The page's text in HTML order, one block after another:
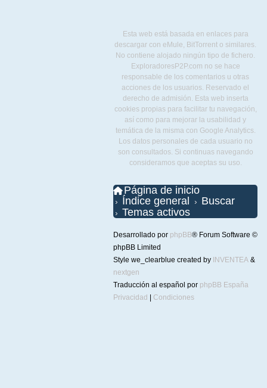
Esta web está basada en enlaces para
descargar con eMule, BitTorrent o similares.
No contiene alojado ningún tipo de fichero.
ExploradoresP2P.com no se hace
responsable de los comentarios u otras
acciones de los usuarios. Reservado el
derecho de admisión. Esta web inserta
cookies propias para facilitar tu navegación,
así como para mejorar la usabilidad y
temática de la misma con Google Analytics.
Los datos personales de cada usuario no
son consultados. Si continuas navegando
consideramos que aceptas su uso.
Página de inicio
Índice general
Buscar
Temas activos
Desarrollado por phpBB® Forum Software ©
phpBB Limited
Style we_clearblue created by INVENTEA &
nextgen
Traducción al español por phpBB España
Privacidad
Condiciones